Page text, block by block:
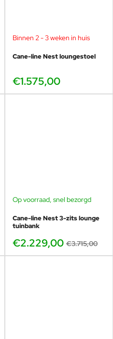
van flexibiliteit lijken de
Binnen 2 - 3 weken in huis
Cane-line Nest loungestoel
€1.575,00
-40%
Op voorraad, snel bezorgd
Cane-line Nest 3-zits lounge
tuinbank
€2.229,00 €3.715,00